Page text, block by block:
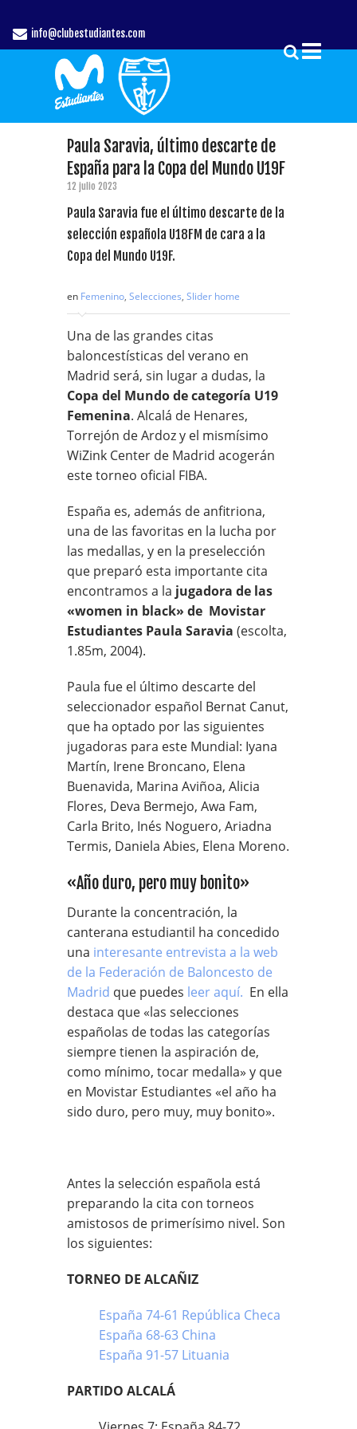
info@clubestudiantes.com
Paula Saravia, último descarte de
España para la Copa del Mundo U19F
12 julio 2023
Paula Saravia fue el último descarte de la
selección española U18FM de cara a la
Copa del Mundo U19F.
en Femenino, Selecciones, Slider home
Una de las grandes citas
baloncestísticas del verano en
Madrid será, sin lugar a dudas, la
Copa del Mundo de categoría U19
Femenina. Alcalá de Henares,
Torrejón de Ardoz y el mismísimo
WiZink Center de Madrid acogerán
este torneo oficial FIBA.
España es, además de anfitriona,
una de las favoritas en la lucha por
las medallas, y en la preselección
que preparó esta importante cita
encontramos a la jugadora de las
«women in black» de Movistar
Estudiantes Paula Saravia (escolta,
1.85m, 2004).
Paula fue el último descarte del
seleccionador español Bernat Canut,
que ha optado por las siguientes
jugadoras para este Mundial: Iyana
Martín, Irene Broncano, Elena
Buenavida, Marina Aviñoa, Alicia
Flores, Deva Bermejo, Awa Fam,
Carla Brito, Inés Noguero, Ariadna
Termis, Daniela Abies, Elena Moreno.
«Año duro, pero muy bonito»
Durante la concentración, la
canterana estudiantil ha concedido
una interesante entrevista a la web
de la Federación de Baloncesto de
Madrid que puedes leer aquí. En ella
destaca que «las selecciones
españolas de todas las categorías
siempre tienen la aspiración de,
como mínimo, tocar medalla» y que
en Movistar Estudiantes «el año ha
sido duro, pero muy, muy bonito».
Antes la selección española está
preparando la cita con torneos
amistosos de primerísimo nivel. Son
los siguientes:
TORNEO DE ALCAÑIZ
España 74-61 República Checa
España 68-63 China
España 91-57 Lituania
PARTIDO ALCALÁ